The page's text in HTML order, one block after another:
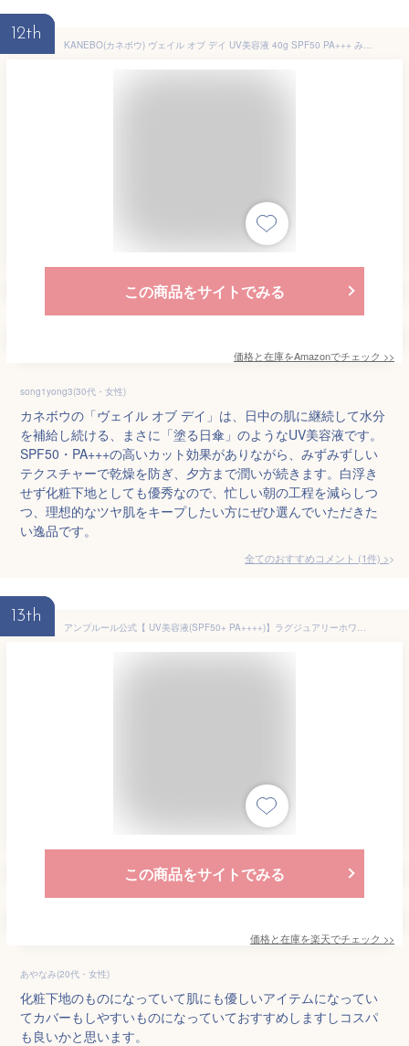
12th
KANEBO(カネボウ) ヴェイル オブ デイ UV美容液 40g SPF50 PA+++ みずみずしいつけ心地 うるおい続く 化粧下地としても 紫外線散乱剤フリー
この商品をサイトでみる
価格と在庫をAmazonでチェック >>
song1yong3(30代・女性)
カネボウの「ヴェイル オブ デイ」は、日中の肌に継続して水分
を補給し続ける、まさに「塗る日傘」のようなUV美容液です。
SPF50・PA+++の高いカット効果がありながら、みずみずしい
テクスチャーで乾燥を防ぎ、夕方まで潤いが続きます。白浮き
せず化粧下地としても優秀なので、忙しい朝の工程を減らしつ
つ、理想的なツヤ肌をキープしたい方にぜひ選んでいただきた
い逸品です。
全てのおすすめコメント (1件) >
13th
アンプルール公式【 UV美容液(SPF50+ PA++++)】ラグジュアリーホワイト『WプロテクトUVプラス 2本セット』/セラミド/スクワラン/コラーゲン/プラセンタ/日焼け止めセット/SPF50+/海/化粧下地/UVカット/化粧直し/ギフト/母の日
この商品をサイトでみる
価格と在庫を楽天でチェック >>
あやなみ(20代・女性)
化粧下地のものになっていて肌にも優しいアイテムになってい
てカバーもしやすいものになっていておすすめしますしコスパ
も良いかと思います。